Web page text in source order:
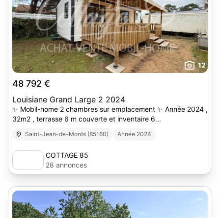
12
48 792 €
Louisiane Grand Large 2 2024
✨ Mobil-home 2 chambres sur emplacement ✨ Année 2024 ,
32m2 , terrasse 6 m couverte et inventaire 6...
Saint-Jean-de-Monts (85160) Année 2024
COTTAGE 85
28 annonces